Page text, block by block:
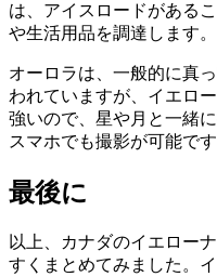
は、アイスロードがある
や生活用品を調達します。
オーロラは、一般的に真
われていますが、イエロ
強いので、星や月と一緒
スマホでも撮影が可能です
最後に
以上、カナダのイエロー
すくまとめてみました。